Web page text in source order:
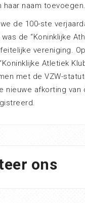
haar naam toevoegen.
de 100-ste
de “Koninklijke
vereniging.
Atletiek
met de VZW-
nieuwe afkorting van
ons